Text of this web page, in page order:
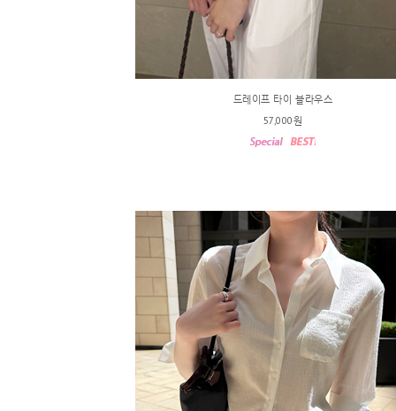
드레이프 타이 블라우스
57,000원